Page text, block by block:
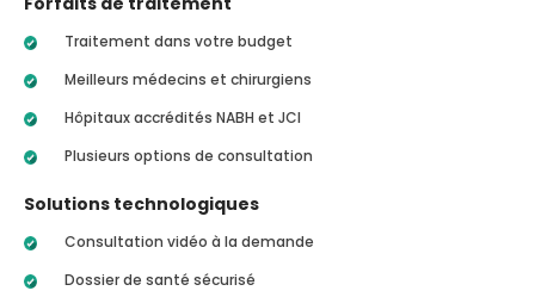
Traitement dans votre budget
Meilleurs médecins et chirurgiens
Hôpitaux accrédités NABH et JCI
Plusieurs options de consultation
Solutions technologiques
Consultation vidéo à la demande
Dossier de santé sécurisé